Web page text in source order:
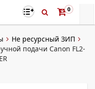
0
Не ресурсный ЗИП
подачи Canon FL2-